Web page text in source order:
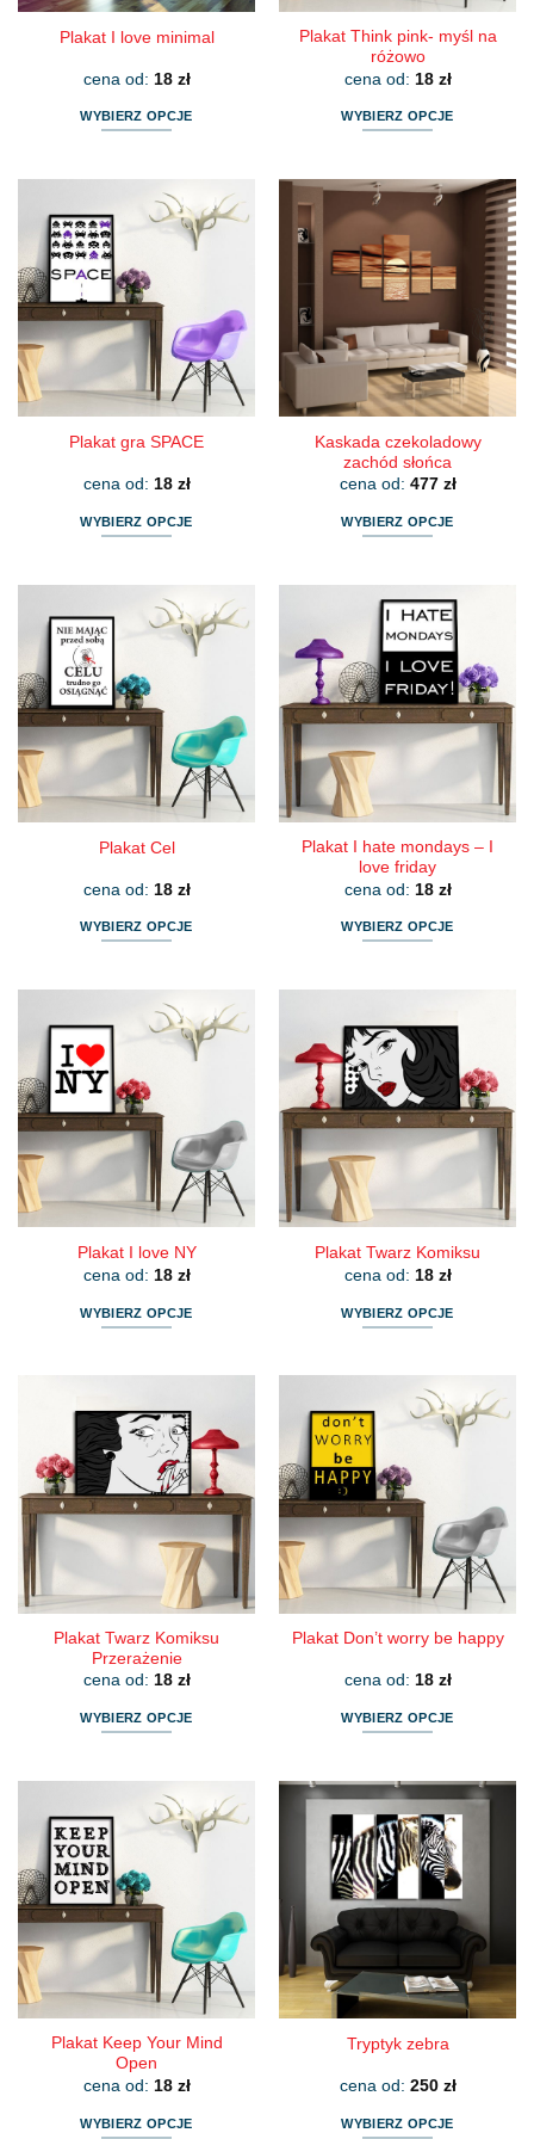
Plakat I love minimal
cena od: 18 zł
WYBIERZ OPCJE
wiele
wariantów.
Opcje
można
wybrać
na
stronie
produktu
Plakat Think pink- myśl na
różowo
cena od: 18 zł
WYBIERZ OPCJE
ma
wiele
wariantów.
Opcje
można
wybrać
na
stronie
produktu
Plakat gra SPACE
cena od: 18 zł
WYBIERZ OPCJE
wiele
wariantów.
Opcje
można
wybrać
na
stronie
produktu
Kaskada czekoladowy
zachód słońca
cena od: 477 zł
WYBIERZ OPCJE
ma
wiele
wariantów.
Opcje
można
wybrać
produktu
Plakat Cel
cena od: 18 zł
WYBIERZ OPCJE
wiele
wariantów.
Opcje
można
wybrać
na
stronie
produktu
Plakat I hate mondays – I
love friday
cena od: 18 zł
WYBIERZ OPCJE
wiele
wariantów.
Opcje
można
wybrać
produktu
Plakat I love NY
cena od: 18 zł
WYBIERZ OPCJE
wiele
wariantów.
Opcje
można
wybrać
na
stronie
produktu
Plakat Twarz Komiksu
cena od: 18 zł
WYBIERZ OPCJE
wiele
wariantów.
Opcje
można
wybrać
na
stronie
produktu
Plakat Twarz Komiksu
Przerażenie
cena od: 18 zł
WYBIERZ OPCJE
wiele
wariantów.
Opcje
można
wybrać
na
stronie
produktu
Plakat Don’t worry be happy
cena od: 18 zł
WYBIERZ OPCJE
ma
wiele
wariantów.
Opcje
można
na
stronie
produktu
Plakat Keep Your Mind
Open
cena od: 18 zł
WYBIERZ OPCJE
Tryptyk zebra
cena od: 250 zł
WYBIERZ OPCJE